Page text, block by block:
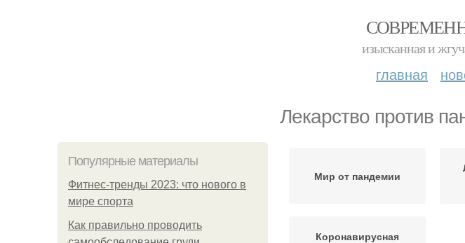
изысканная и
главная
Лекарство против
Популярные материалы
Фитнес-тренды 2023: что нового в
мире спорта
Как правильно проводить
Мир от пандемии
Коронавирусная